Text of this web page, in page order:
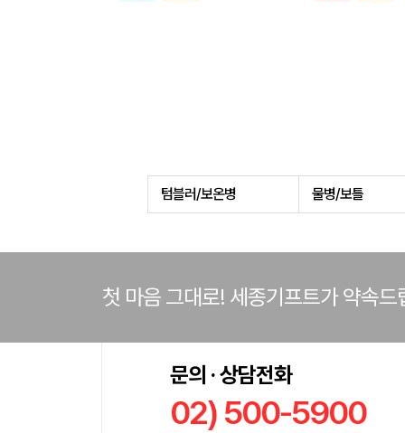
텀블러/보온병 물병/보틀
첫 마음 그대로! 세종기프트가 약속드
문의 · 상담전화
02) 500-5900